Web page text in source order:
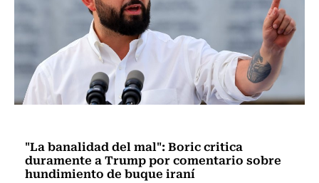
"La banalidad del mal": Boric critica
duramente a Trump por comentario sobre
hundimiento de buque iraní